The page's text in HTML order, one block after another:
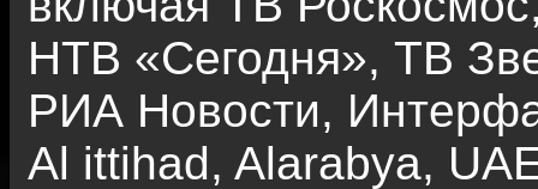
НТВ «Сегодня», ТВ
РИА Новости,
Al ittihad, Alarabya,